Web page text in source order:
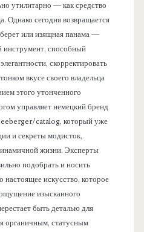
утилитарно — как средство
Однако сегодня возвращается
или изящная панама —
инструмент, способный
скорректировать
вкусе своего владельца
этого утонченного
управляет немецкий бренд
catalog, который уже
и секреты модисток,
жизни. Эксперты
подобрать и носить
искусство, которое
изысканного
быть деталью для
органичным, статусным